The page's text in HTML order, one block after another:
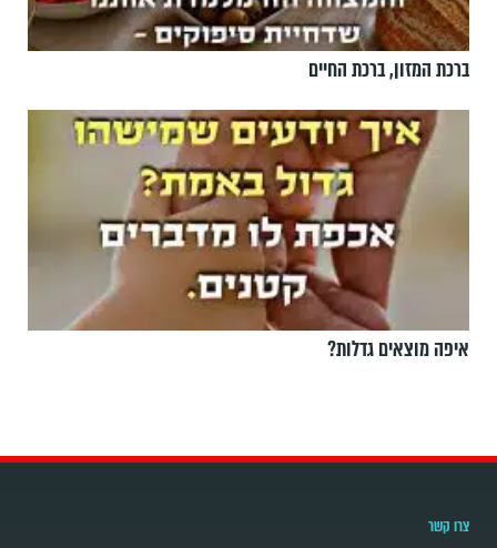
ברכת המזון, ברכת החיים
איפה מוצאים גדלות?
צרו קשר